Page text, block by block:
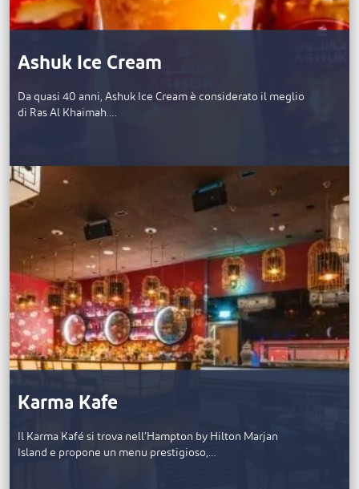
Ashuk Ice Cream
Da quasi 40 anni, Ashuk Ice Cream è considerato il meglio
di Ras Al Khaimah.…
Karma Kafe
Il Karma Kafé si trova nell’Hampton by Hilton Marjan
Island e propone un menu prestigioso,…